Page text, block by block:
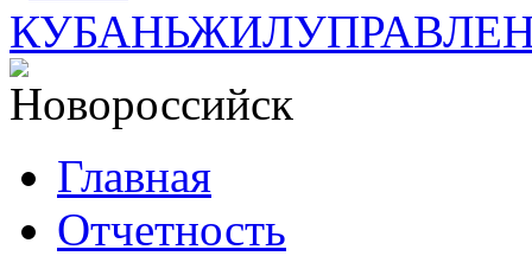
Главная
Отчетность